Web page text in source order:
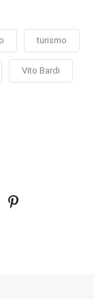
turismo
Vito Bardi